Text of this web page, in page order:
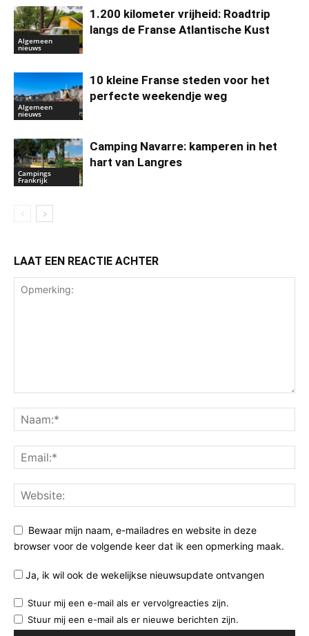
Algemeen
nieuws
1.200 kilometer vrijheid: Roadtrip
langs de Franse Atlantische Kust
Algemeen
nieuws
10 kleine Franse steden voor het
perfecte weekendje weg
Campings
Frankrijk
Camping Navarre: kamperen in het
hart van Langres
LAAT EEN REACTIE ACHTER
Bewaar mijn naam, e-mailadres en website in deze
browser voor de volgende keer dat ik een opmerking maak.
Ja, ik wil ook de wekelijkse nieuwsupdate ontvangen
Stuur mij een e-mail als er vervolgreacties zijn.
Stuur mij een e-mail als er nieuwe berichten zijn.